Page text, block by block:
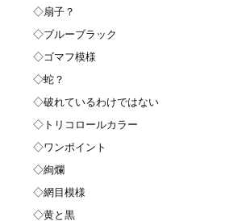
◇扇子？
◇ブルーブラック
◇ゴマフ模様
◇蛇？
◇破れているわけではない
◇トリコロールカラー
◇ワンポイント
◇絢爛
◇網目模様
◇黄と黒